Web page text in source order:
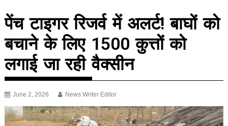
पेंच टाइगर रिजर्व में अलर्ट! बाघों को
बचाने के लिए 1500 कुत्तों को
लगाई जा रही वैक्सीन
June 2, 2026 News Writer Editor